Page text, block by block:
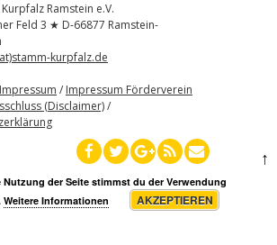
Ramstein e.V.
Feld 3 ★ D-66877 Ramstein-
kurpfalz.de
Impressum / Impressum Förderverein
(Disclaimer)/
↑
Nutzung der Seite stimmst du der Verwendung
Weitere Informationen AKZEPTIEREN